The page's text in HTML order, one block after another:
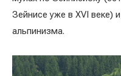
Зейнисе уже в XVI веке)
альпинизма.